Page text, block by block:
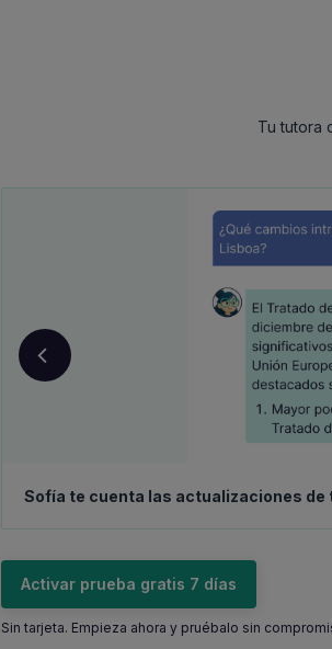
Tu tutora
Sofía te cuenta las actualizaciones de
Activar prueba gratis 7 días
Sin tarjeta. Empieza ahora y pruébalo sin